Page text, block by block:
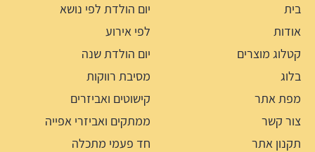
בית
אודות
קטלוג מוצרים
בלוג
מפת אתר
צור קשר
תקנון אתר
יום הולדת לפי נושא
לפי אירוע
יום הולדת שנה
מסיבת רווקות
קישוטים ואביזרים
ממתקים ואביזרי אפייה
חד פעמי מתכלה